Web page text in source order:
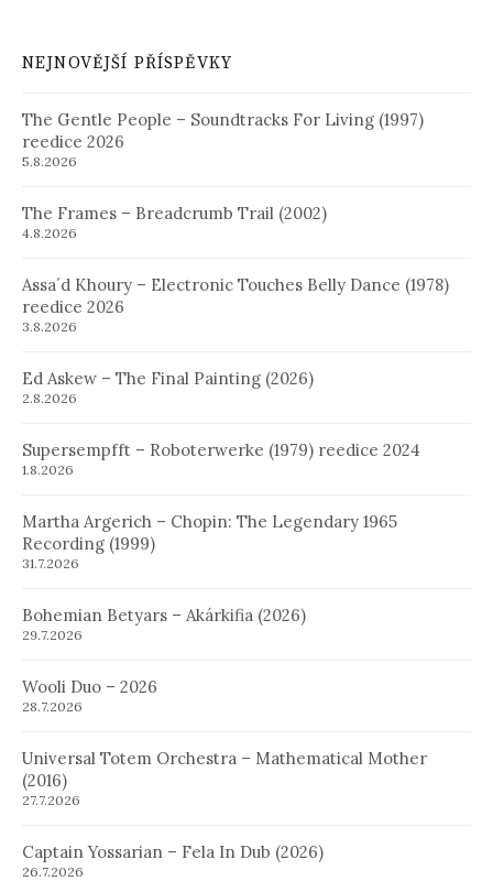
NEJNOVĚJŠÍ PŘÍSPĚVKY
The Gentle People – Soundtracks For Living (1997)
reedice 2026
5.8.2026
The Frames – Breadcrumb Trail (2002)
4.8.2026
Assa´d Khoury – Electronic Touches Belly Dance (1978)
reedice 2026
3.8.2026
Ed Askew – The Final Painting (2026)
2.8.2026
Supersempfft – Roboterwerke (1979) reedice 2024
1.8.2026
Martha Argerich – Chopin: The Legendary 1965
Recording (1999)
31.7.2026
Bohemian Betyars – Akárkifia (2026)
29.7.2026
Wooli Duo – 2026
28.7.2026
Universal Totem Orchestra – Mathematical Mother
(2016)
27.7.2026
Captain Yossarian – Fela In Dub (2026)
26.7.2026